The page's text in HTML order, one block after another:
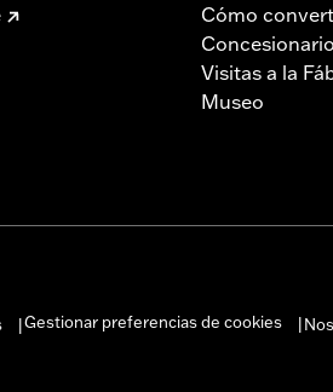
Cómo
Concesionario
Visitas a la
Museo
Gestionar preferencias de cookies